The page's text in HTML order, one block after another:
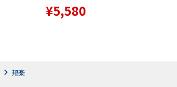
¥5,580
邦楽